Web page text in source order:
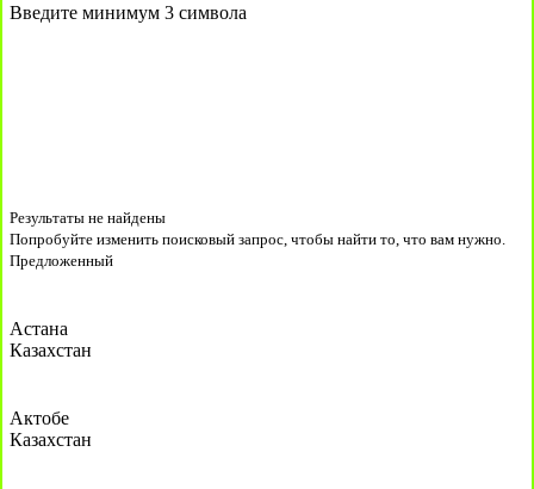
Введите минимум 3 символа
Результаты не найдены
Попробуйте изменить поисковый запрос, чтобы найти то, что вам нужно.
Предложенный
Астана
Казахстан
Актобе
Казахстан